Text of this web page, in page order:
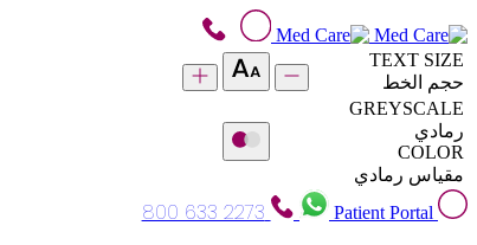
TEXT SIZE
حجم الخط
GREYSCALE
رمادي
COLOR
مقياس رمادي
Patient Portal
800 633 2273